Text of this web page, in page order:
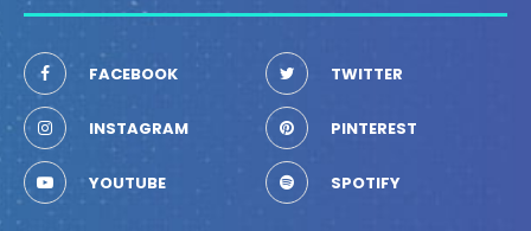
FACEBOOK TWITTER
INSTAGRAM PINTEREST
YOUTUBE SPOTIFY